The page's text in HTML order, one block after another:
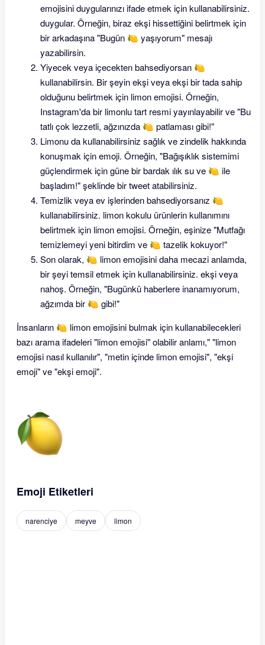
emojisini duygularınızı ifade etmek için kullanabilirsiniz.
duygular. Örneğin, biraz ekşi hissettiğini belirtmek için
bir arkadaşına "Bugün 🍋 yaşıyorum" mesajı
yazabilirsin.
Yiyecek veya içecekten bahsediyorsan 🍋
kullanabilirsin. Bir şeyin ekşi veya ekşi bir tada sahip
olduğunu belirtmek için limon emojisi. Örneğin,
Instagram'da bir limonlu tart resmi yayınlayabilir ve "Bu
tatlı çok lezzetli, ağzınızda 🍋 patlaması gibi!"
Limonu da kullanabilirsiniz sağlık ve zindelik hakkında
konuşmak için emoji. Örneğin, "Bağışıklık sistemimi
güçlendirmek için güne bir bardak ılık su ve 🍋 ile
başladım!" şeklinde bir tweet atabilirsiniz.
Temizlik veya ev işlerinden bahsediyorsanız 🍋
kullanabilirsiniz. limon kokulu ürünlerin kullanımını
belirtmek için limon emojisi. Örneğin, eşinize "Mutfağı
temizlemeyi yeni bitirdim ve 🍋 tazelik kokuyor!"
Son olarak, 🍋 limon emojisini daha mecazi anlamda,
bir şeyi temsil etmek için kullanabilirsiniz. ekşi veya
nahoş. Örneğin, "Bugünkü haberlere inanamıyorum,
ağzımda bir 🍋 gibi!"
İnsanların 🍋 limon emojisini bulmak için kullanabilecekleri
bazı arama ifadeleri "limon emojisi" olabilir anlamı," "limon
emojisi nasıl kullanılır", "metin içinde limon emojisi", "ekşi
emoji" ve "ekşi emoji".
Emoji Etiketleri
narenciye meyve limon